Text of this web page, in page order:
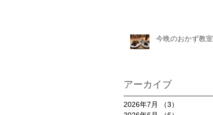
今晩のおかず教室
アーカイブ
2026年7月 （3）